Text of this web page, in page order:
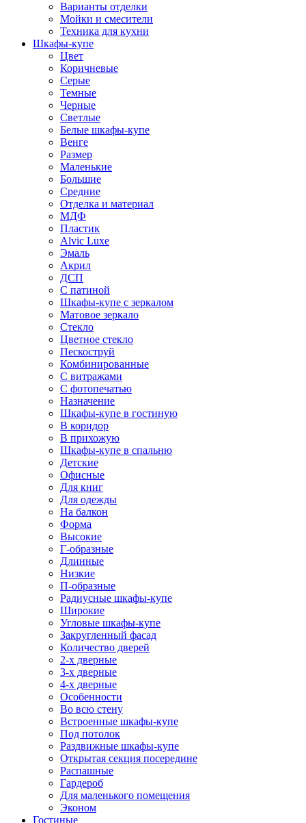
Варианты отделки
Мойки и смесители
Техника для кухни
Шкафы-купе
Цвет
Коричневые
Серые
Темные
Черные
Светлые
Белые шкафы-купе
Венге
Размер
Маленькие
Большие
Средние
Отделка и материал
МДФ
Пластик
Alvic Luxe
Эмаль
Акрил
ДСП
С патиной
Шкафы-купе с зеркалом
Матовое зеркало
Стекло
Цветное стекло
Пескоструй
Комбинированные
С витражами
С фотопечатью
Назначение
Шкафы-купе в гостиную
В коридор
В прихожую
Шкафы-купе в спальню
Детские
Офисные
Для книг
Для одежды
На балкон
Форма
Высокие
Г-образные
Длинные
Низкие
П-образные
Радиусные шкафы-купе
Широкие
Угловые шкафы-купе
Закругленный фасад
Количество дверей
2-х дверные
3-х дверные
4-х дверные
Особенности
Во всю стену
Встроенные шкафы-купе
Под потолок
Раздвижные шкафы-купе
Открытая секция посередине
Распашные
Гардероб
Для маленького помещения
Эконом
Гостиные